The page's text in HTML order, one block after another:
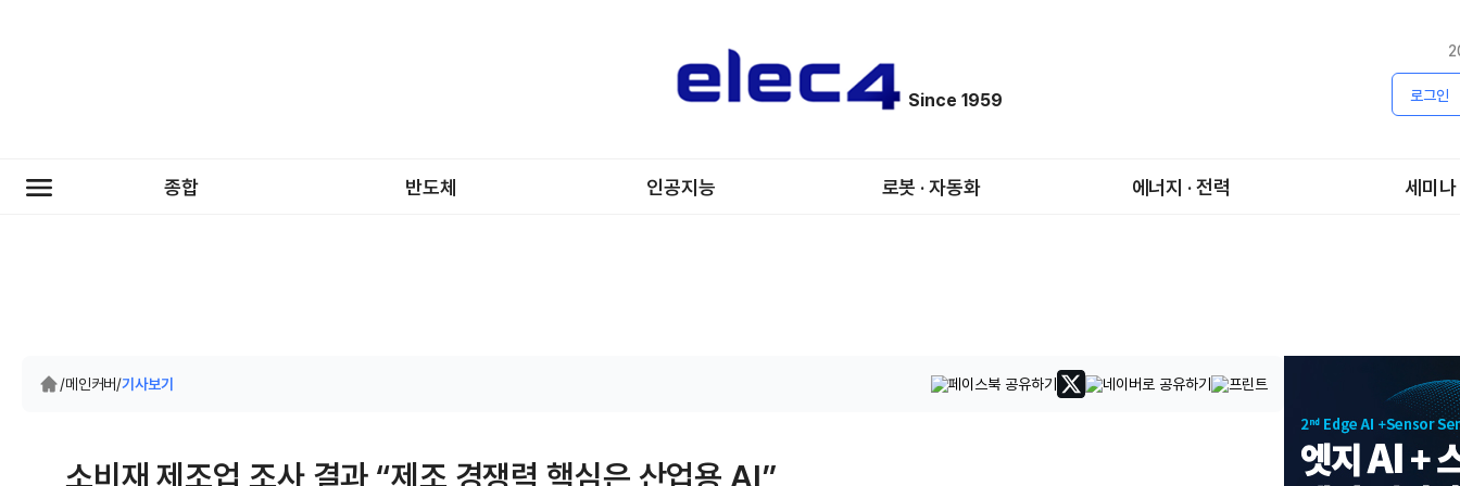
Since 1959 로그인
종합 반도체 인공지능 로봇 · 자동화 에너지 · 전력 세미나
/메인커버/기사보기
소비재 제조업 조사 결과 “제조 경쟁력 핵심은 산업용 AI”